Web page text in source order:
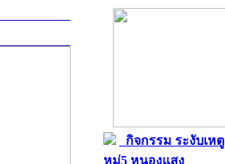
กิจกรรม ระงับเห
หมู่5 หนองแสง